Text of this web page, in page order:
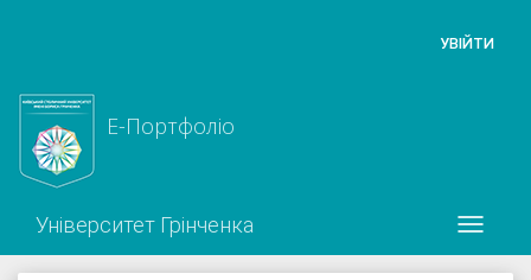
УВІЙТИ
Е-Портфоліо
Університет Грінченка